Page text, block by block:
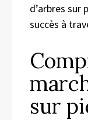
d’arbres sur
succès à
sur